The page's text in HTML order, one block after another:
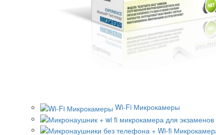
Wi-Fi Микрокамеры